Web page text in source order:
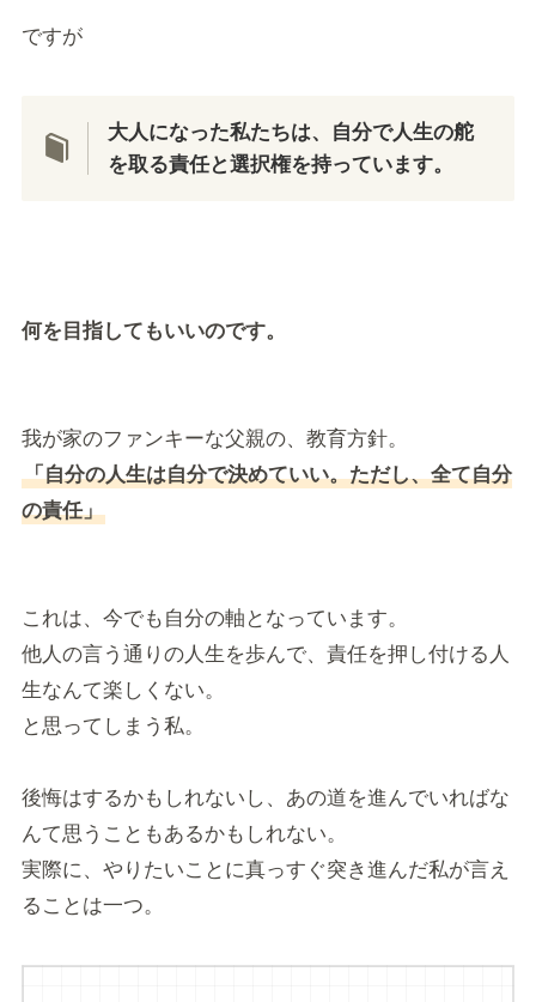
ですが
大人になった私たちは、自分で人生の舵
を取る責任と選択権を持っています。
何を目指してもいいのです。
我が家のファンキーな父親の、教育方針。
「自分の人生は自分で決めていい。ただし、全て自分
の責任」
これは、今でも自分の軸となっています。
他人の言う通りの人生を歩んで、責任を押し付ける人
生なんて楽しくない。
と思ってしまう私。
後悔はするかもしれないし、あの道を進んでいればな
んて思うこともあるかもしれない。
実際に、やりたいことに真っすぐ突き進んだ私が言え
ることは一つ。